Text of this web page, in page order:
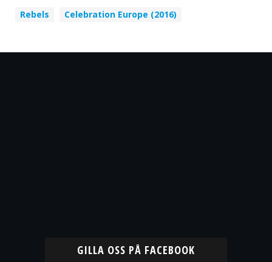
Rebels Celebration Europe (2016)
GILLA OSS PÅ FACEBOOK